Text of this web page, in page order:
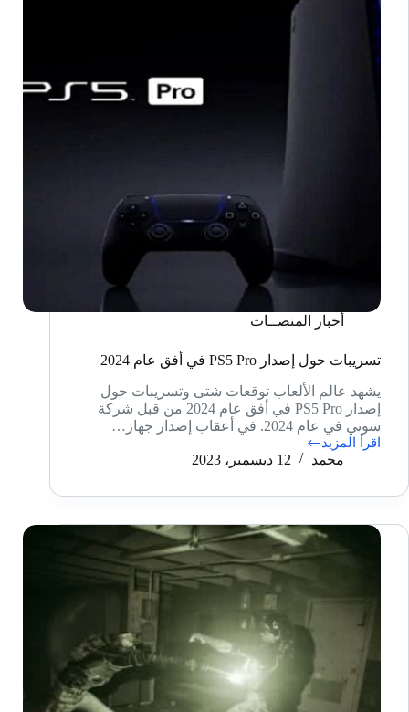
the
أخبار المنصــات
تسريبات حول إصدار PS5 Pro في أفق عام 2024
يشهد عالم الألعاب توقعات شتى وتسريبات حول
إصدار PS5 Pro في أفق عام 2024 من قبل شركة
سوني في عام 2024. في أعقاب إصدار جهاز…
اقرأ المزيد
تسريبات
PS5
في
محمد 12 ديسمبر، 2023